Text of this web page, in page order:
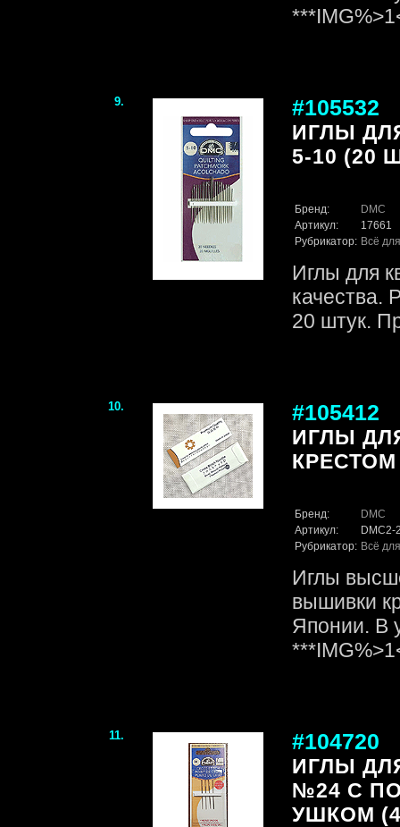
9. #105532
ИГЛЫ
5-10 (20
Бренд:
DMC
Артикул:
17661
Рубрикатор: Всё
Иглы для
качества.
20 штук.
10. #105412
ИГЛЫ
КРЕСТОМ
Бренд:
DMC
Артикул:
DMC2-
Рубрикатор: Всё
Иглы
вышивки
Японии. В
11. #104720
ИГЛЫ
№24 С
УШКОМ